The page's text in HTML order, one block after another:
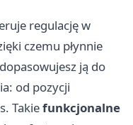
regulację w
czemu płynnie
ją do
od pozycji
Takiefunkcjonalne